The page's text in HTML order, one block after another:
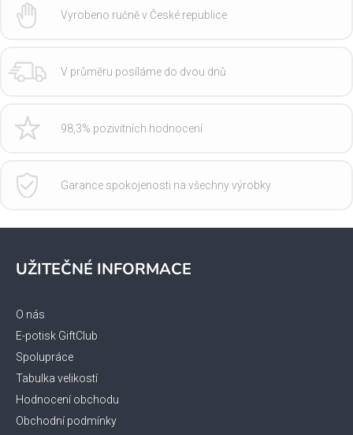
Vyrobeno ručně v České republice
V průměru posíláme do dvou dnů
98,3% pozivitních hodnocení
Garance spokojenosti na všechny výrobky
UŽITEČNÉ INFORMACE
O nás
E-potisk GiftClub
Spolupráce
Tabulka velikostí
Hodnocení obchodu
Obchodní podmínky